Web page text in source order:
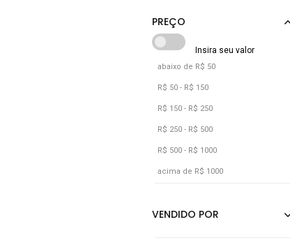
Verde
Vermelho
abaixo de R$ 50
R$ 50 - R$ 150
R$ 150 - R$ 250
R$ 250 - R$ 500
R$ 500 - R$ 1000
acima de R$ 1000